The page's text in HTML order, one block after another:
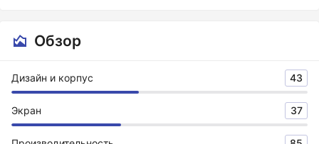
Обзор
Дизайн и корпус 43
Экран 37